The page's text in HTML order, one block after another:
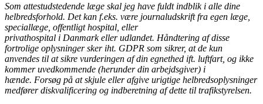
Som attestudstedende læge skal jeg have fuldt indblik i alle dine
helbredsforhold. Det kan f.eks. være journaludskrift fra egen læge,
speciallæge, offentligt hospital, eller
privathospital i Danmark eller udlandet. Håndtering af disse
fortrolige oplysninger sker iht. GDPR som sikrer, at de kun
anvendes til at sikre vurderingen af din egnethed ift. luftfart, og ikke
kommer uvedkommende (herunder din arbejdsgiver) i
hænde. Forsøg på at skjule eller afgive urigtige helbredsoplysninger
medfører diskvalificering og indberetning af dette til trafikstyrelsen.